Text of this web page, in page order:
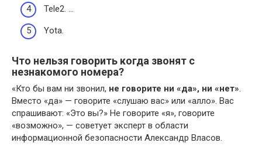
Tele2. …
Yota.
Что нельзя говорить когда звонят с
незнакомого номера?
«Кто бы вам ни звонил, не говорите ни «да», ни «нет».
Вместо «да» — говорите «слушаю вас» или «алло». Вас
спрашивают: «Это вы?» Не говорите «я», говорите
«возможно», — советует эксперт в области
информационной безопасности Александр Власов.